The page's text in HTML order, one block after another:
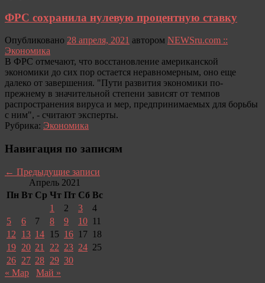
ФРС сохранила нулевую процентную ставку
Опубликовано 28 апреля, 2021 автором NEWSru.com ::
Экономика
В ФРС отмечают, что восстановление американской
экономики до сих пор остается неравномерным, оно еще
далеко от завершения. "Пути развития экономики по-
прежнему в значительной степени зависят от темпов
распространения вируса и мер, предпринимаемых для борьбы
с ним", - считают эксперты.
Рубрика: Экономика
Навигация по записям
← Предыдущие записи
Апрель 2021
Пн Вт Ср Чт Пт Сб Вс
1
2 3
4
5
6 7 8 9 10 11
12
13 14 15 16 17 18
19 20 21 22 23 24 25
26 27 28 29 30
« Мар
Май »